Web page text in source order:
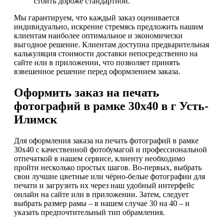
Мы гарантируем, что каждый заказ оценивается
индивидуально, искренне стремясь предложить нашим
клиентам наиболее оптимальное и экономически
выгодное решение. Клиентам доступна предварительная
калькуляция стоимости доставки непосредственно на
сайте или в приложении, что позволяет принять
взвешенное решение перед оформлением заказа.
Оформить заказ на печать
фотографий в рамке 30х40 в г Усть-
Илимск
Для оформления заказа на печать фотографий в рамке
30х40 с качественной фотобумагой и профессиональной
отпечаткой в нашем сервисе, клиенту необходимо
пройти несколько простых шагов. Во-первых, выбрать
свои лучшие цветные или чёрно-белые фотографии для
печати и загрузить их через наш удобный интерфейс
онлайн на сайте или в приложении. Затем, следует
выбрать размер рамы – в нашем случае 30 на 40 – и
указать предпочтительный тип обрамления.